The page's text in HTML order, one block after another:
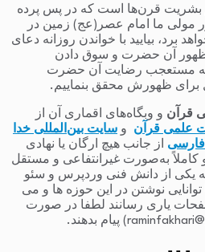
بشریت قرن‌ها است که در پس پرده
مولی ما امام عصر(عج) زمین در
برد، بیایید با خواندن روزانه دعای
آن حضرت و سوق دادن
مستعجب رضایت آن حضرت
برای ظهورش محقق بنماییم.
قرآن و وبگاه‌های اقماری آن از
علمی قرآن و سایت بین‌المللی خدا
فارسی از جانب هیچ ارگان یا نهادی
کاملاً به‌صورت غیرانتفاعی و مستقل
یکی از دانش فنی وردپرس و سئو
نوشتن در این حوزه ها و می
یاری رسانند لطفا در صورت